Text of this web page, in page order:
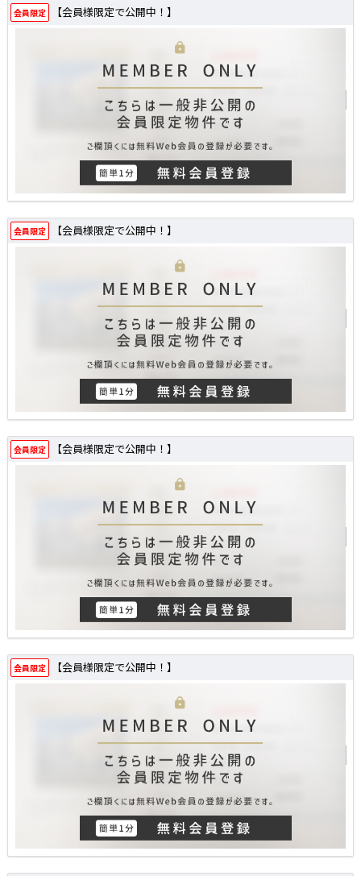
会員限定 【会員様限定で公開中！】
会員限定 【会員様限定で公開中！】
会員限定 【会員様限定で公開中！】
会員限定 【会員様限定で公開中！】